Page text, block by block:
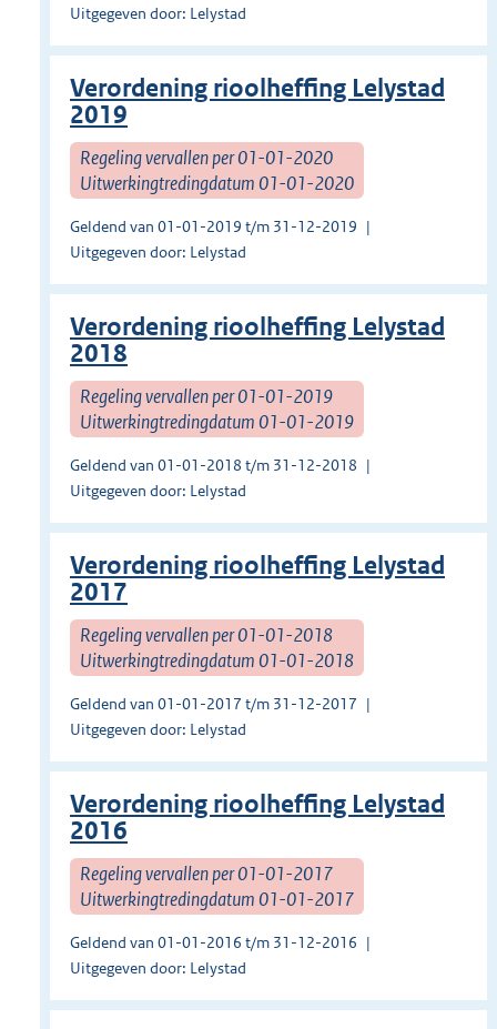
Uitgegeven door: Lelystad
Verordening rioolheffing Lelystad
2019
Regeling vervallen per 01-01-2020
Uitwerkingtredingdatum 01-01-2020
Geldend van 01-01-2019 t/m 31-12-2019
Uitgegeven door: Lelystad
Verordening rioolheffing Lelystad
2018
Regeling vervallen per 01-01-2019
Uitwerkingtredingdatum 01-01-2019
Geldend van 01-01-2018 t/m 31-12-2018
Uitgegeven door: Lelystad
Verordening rioolheffing Lelystad
2017
Regeling vervallen per 01-01-2018
Uitwerkingtredingdatum 01-01-2018
Geldend van 01-01-2017 t/m 31-12-2017
Uitgegeven door: Lelystad
Verordening rioolheffing Lelystad
2016
Regeling vervallen per 01-01-2017
Uitwerkingtredingdatum 01-01-2017
Geldend van 01-01-2016 t/m 31-12-2016
Uitgegeven door: Lelystad